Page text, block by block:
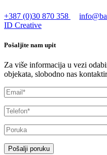
+387 (0)30 870 358
ID Creative
Pošaljite nam upit
Za više informacija u vezi
objekata, slobodno nas
Pošalji poruku